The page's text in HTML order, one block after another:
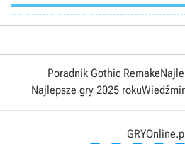
Poradnik Gothic Remake
Najlepsze gry 2025 roku